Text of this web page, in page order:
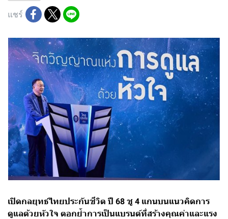
แชร์
เปิดกลยุทธ์ไทยประกันชีวิต ปี 68 ชู 4 แกนบนแนวคิดการ
ดูแลด้วยหัวใจ ตอกย้ำการเป็นแบรนด์ที่สร้างคุณค่าและแรง